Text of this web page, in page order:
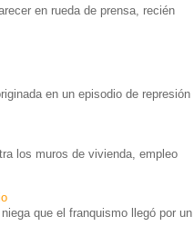
en rueda de prensa, recién
en un episodio de represión
los muros de vivienda, empleo
que el franquismo llegó por un